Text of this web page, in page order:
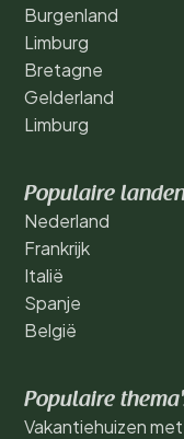
Burgenland
Limburg
Bretagne
Gelderland
Limburg
Populaire
Nederland
Frankrijk
Italië
Spanje
België
Populaire
Vakantiehuizen